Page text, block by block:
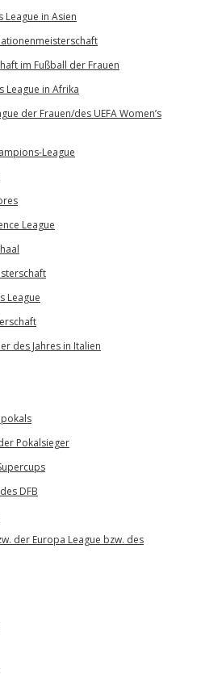
League in Asien
im Fußball der Frauen
League in Afrika
der Frauen/des UEFA Women’s
League
League
League
des Jahres in Italien
Pokalsieger
DFB
der Europa League bzw. des